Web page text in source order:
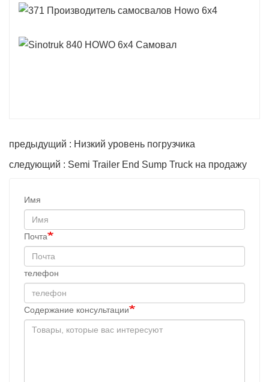
предыдущий : Низкий уровень погрузчика
следующий : Semi Trailer End Sump Truck на продажу
Имя
Почта
телефон
Содержание консультации